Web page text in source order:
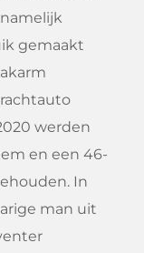
gemaakt
werden
en een 46-
In
man uit